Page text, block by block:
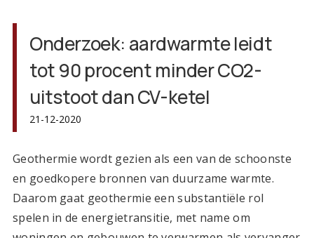
Onderzoek: aardwarmte leidt
tot 90 procent minder CO2-
uitstoot dan CV-ketel
21-12-2020
Geothermie wordt gezien als een van de schoonste
en goedkopere bronnen van duurzame warmte.
Daarom gaat geothermie een substantiële rol
spelen in de energietransitie, met name om